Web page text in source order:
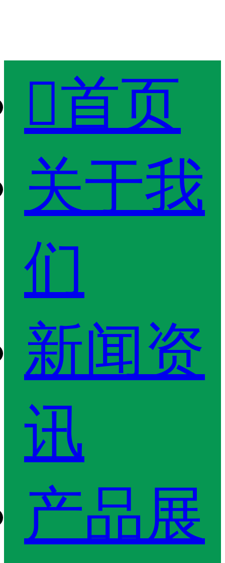
首页
关于我
们
新闻资
讯
产品展